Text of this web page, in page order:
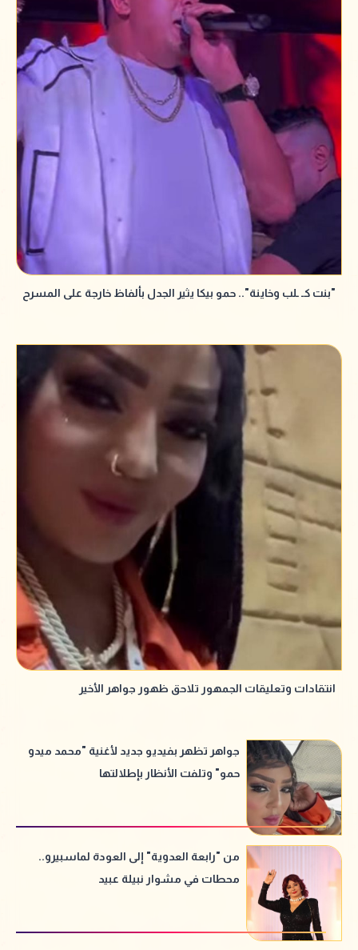
"بنت كـ ـلب وخاينة".. حمو بيكا يثير الجدل بألفاظ خارجة على المسرح
انتقادات وتعليقات الجمهور تلاحق ظهور جواهر الأخير
جواهر تظهر بفيديو جديد لأغنية "محمد ميدو
حمو" وتلفت الأنظار بإطلالتها
من "رابعة العدوية" إلى العودة لماسبيرو..
محطات في مشوار نبيلة عبيد